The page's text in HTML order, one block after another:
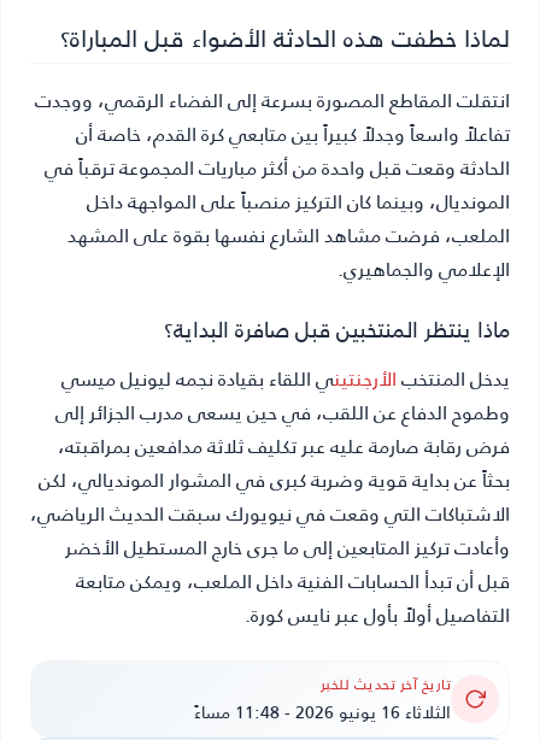
لماذا خطفت هذه الحادثة الأضواء قبل المباراة؟
انتقلت المقاطع المصورة بسرعة إلى الفضاء الرقمي، ووجدت
تفاعلاً واسعاً وجدلاً كبيراً بين متابعي كرة القدم، خاصة أن
الحادثة وقعت قبل واحدة من أكثر مباريات المجموعة ترقباً في
المونديال، وبينما كان التركيز منصباً على المواجهة داخل
الملعب، فرضت مشاهد الشارع نفسها بقوة على المشهد
الإعلامي والجماهيري.
ماذا ينتظر المنتخبين قبل صافرة البداية؟
يدخل المنتخبالأرجنتيني اللقاء بقيادة نجمه ليونيل ميسي
وطموح الدفاع عن اللقب، في حين يسعى مدرب الجزائر إلى
فرض رقابة صارمة عليه عبر تكليف ثلاثة مدافعين بمراقبته،
بحثاً عن بداية قوية وضربة كبرى في المشوار المونديالي، لكن
الاشتباكات التي وقعت في نيويورك سبقت الحديث الرياضي،
وأعادت تركيز المتابعين إلى ما جرى خارج المستطيل الأخضر
قبل أن تبدأ الحسابات الفنية داخل الملعب، ويمكن متابعة
التفاصيل أولاً بأول عبر نايس كورة.
تاريخ آخر تحديث للخبر
الثلاثاء 16 يونيو 2026 - 11:48 مساءً